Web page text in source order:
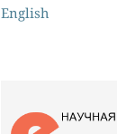
English